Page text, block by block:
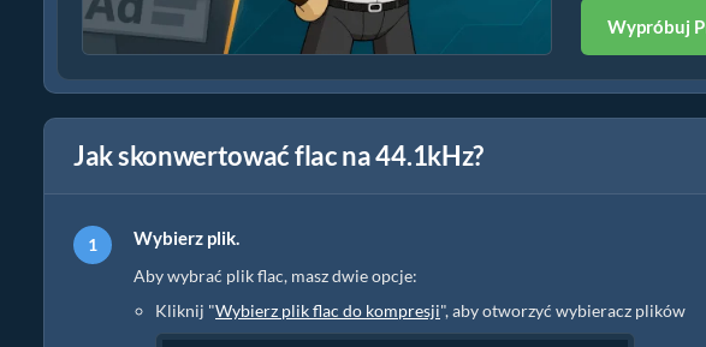
Wypróbuj
Jak skonwertować flac na 44.1kHz?
Wybierz plik.
Aby wybrać plik flac, masz dwie opcje:
Kliknij "Wybierz plik flac do kompresji", aby otworzyć wybieracz plików